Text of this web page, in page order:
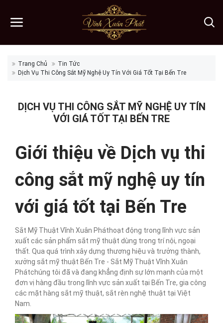
Trang Chủ
Tin Tức
Dịch Vụ Thi Công Sắt Mỹ Nghệ Uy Tín Với Giá Tốt Tại Bến Tre
DỊCH VỤ THI CÔNG SẮT MỸ NGHỆ UY TÍN
VỚI GIÁ TỐT TẠI BẾN TRE
Giới thiệu về Dịch vụ thi
công sắt mỹ nghệ uy tín
với giá tốt tại Bến Tre
Sắt Mỹ Thuật Vĩnh Xuân Pháthoạt động trong lĩnh vực sản
xuất các sản phẩm sắt mỹ thuật dùng trong trí nội, ngoại
thất. Qua quá trình xây dựng thương hiệu và trưởng thành,
xưởng sắt mỹ thuật Bến Tre - Sắt Mỹ Thuật Vĩnh Xuân
Phátchúng tôi đã và đang khẳng định sự lớn mạnh của một
đơn vị hàng đầu trong lĩnh vực sản xuất tại Bến Tre, gia công
các mặt hàng sắt mỹ thuật, sắt rèn nghệ thuật tại Việt
Nam.